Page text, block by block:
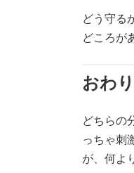
どう守る
どころが
おわ
どちらの
っちゃ刺
が、何よ